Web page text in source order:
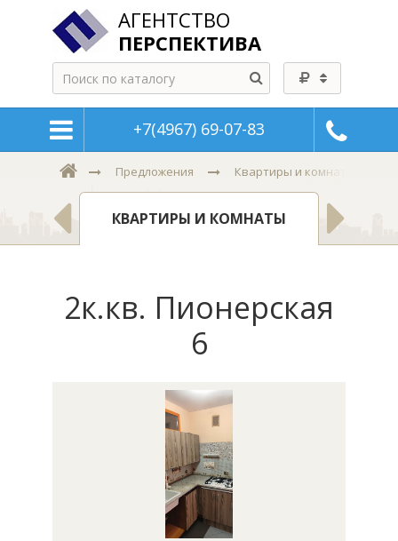
АГЕНТСТВО
ПЕРСПЕКТИВА
+7(4967) 69-07-83
Предложения Квартиры и комнаты
КВАРТИРЫ И КОМНАТЫ
2к.кв. Пионерская
6